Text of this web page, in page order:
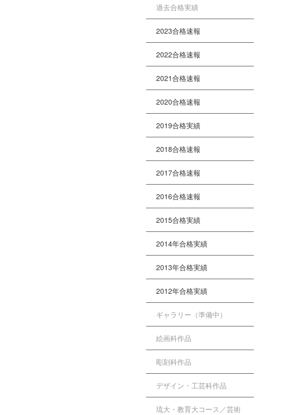
過去合格実績
2023合格速報
2022合格速報
2021合格速報
2020合格速報
2019合格実績
2018合格速報
2017合格速報
2016合格速報
2015合格実績
2014年合格実績
2013年合格実績
2012年合格実績
ギャラリー（準備中）
絵画科作品
彫刻科作品
デザイン・工芸科作品
琉大・教育大コース／芸術